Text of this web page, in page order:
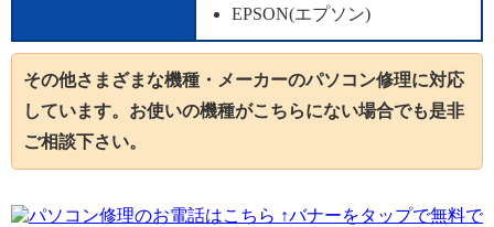
EPSON(エプソン)
その他さまざまな機種・メーカーのパソコン修理に対応
しています。お使いの機種がこちらにない場合でも是非
ご相談下さい。
↑バナーをタップで無料で